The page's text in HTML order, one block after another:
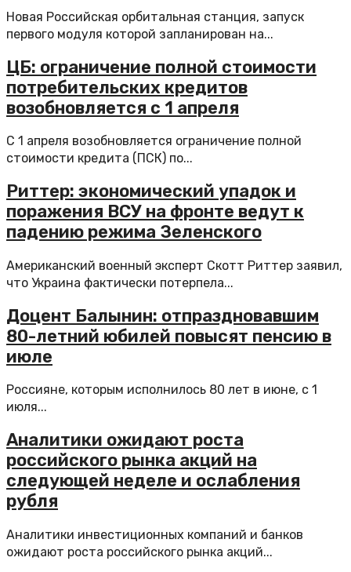
Новая Российская орбитальная станция, запуск
первого модуля которой запланирован на...
ЦБ: ограничение полной стоимости
потребительских кредитов
возобновляется с 1 апреля
С 1 апреля возобновляется ограничение полной
стоимости кредита (ПСК) по...
Риттер: экономический упадок и
поражения ВСУ на фронте ведут к
падению режима Зеленского
Американский военный эксперт Скотт Риттер заявил,
что Украина фактически потерпела...
Доцент Балынин: отпраздновавшим
80-летний юбилей повысят пенсию в
июле
Россияне, которым исполнилось 80 лет в июне, с 1
июля...
Аналитики ожидают роста
российского рынка акций на
следующей неделе и ослабления
рубля
Аналитики инвестиционных компаний и банков
ожидают роста российского рынка акций...